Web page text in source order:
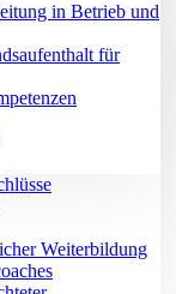
in Betrieb und
für
Weiterbildung